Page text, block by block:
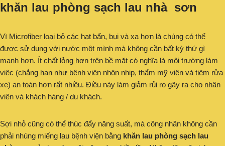
khăn lau phòng sạch lau nhà sơn
Vì Microfiber loại bỏ các hạt bẩn, bụi và xa hơn là chúng có thể
được sử dụng với nước một mình mà không cần bất kỳ thứ gì
mạnh hơn. Ít chất lỏng hơn trên bề mặt có nghĩa là môi trường làm
việc (chẳng hạn như bệnh viện nhộn nhịp, thẩm mỹ viện và tiệm rửa
xe) an toàn hơn rất nhiều. Điều này làm giảm rủi ro gây ra cho nhân
viên và khách hàng / du khách.
Sợi nhỏ cũng có thể thúc đẩy năng suất, mà công nhân không cần
phải nhúng miếng lau bệnh viện bằng khăn lau phòng sạch lau